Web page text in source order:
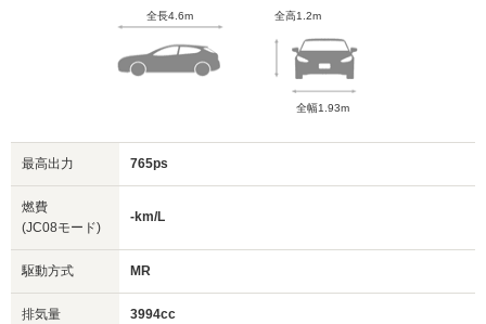
全長4.6m 全高1.2m
全幅1.93m
最高出力 765ps
燃費
(JC08モード)
-km/L
駆動方式 MR
排気量 3994cc